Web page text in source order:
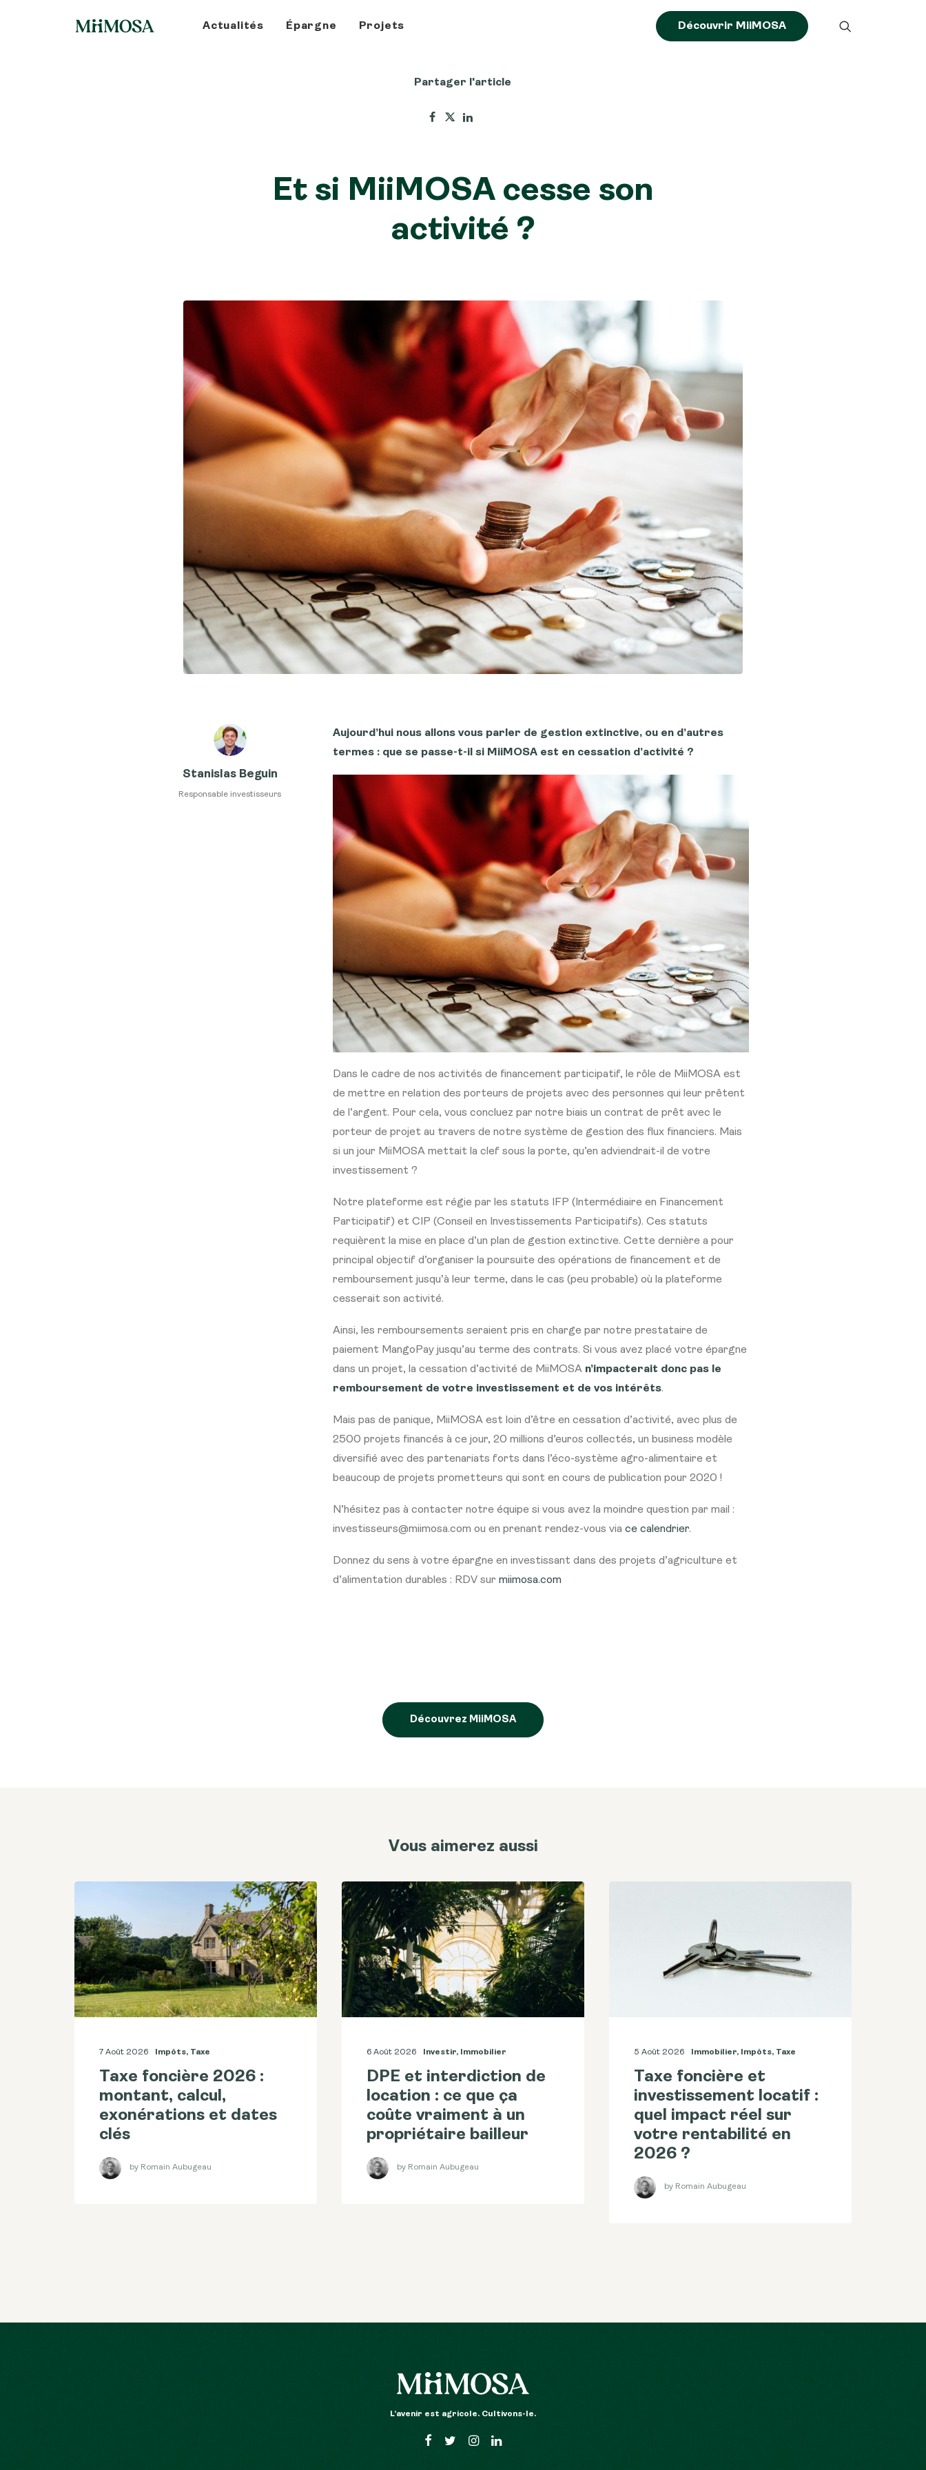
Actualités Épargne Projets Découvrir MiiMOSA
Partager l'article
Et si MiiMOSA cesse son
activité ?
Stanislas Beguin
Responsable investisseurs
Aujourd’hui nous allons vous parler de gestion extinctive, ou en d’autres
termes : que se passe-t-il si MiiMOSA est en cessation d’activité ?
Dans le cadre de nos activités de financement participatif, le rôle de MiiMOSA est
de mettre en relation des porteurs de projets avec des personnes qui leur prêtent
de l’argent. Pour cela, vous concluez par notre biais un contrat de prêt avec le
porteur de projet au travers de notre système de gestion des flux financiers. Mais
si un jour MiiMOSA mettait la clef sous la porte, qu’en adviendrait-il de votre
investissement ?
Notre plateforme est régie par les statuts IFP (Intermédiaire en Financement
Participatif) et CIP (Conseil en Investissements Participatifs). Ces statuts
requièrent la mise en place d’un plan de gestion extinctive. Cette dernière a pour
principal objectif d’organiser la poursuite des opérations de financement et de
remboursement jusqu’à leur terme, dans le cas (peu probable) où la plateforme
cesserait son activité.
Ainsi, les remboursements seraient pris en charge par notre prestataire de
paiement MangoPay jusqu’au terme des contrats. Si vous avez placé votre épargne
dans un projet, la cessation d’activité de MiiMOSA n’impacterait donc pas le
remboursement de votre investissement et de vos intérêts.
Mais pas de panique, MiiMOSA est loin d’être en cessation d’activité, avec plus de
2500 projets financés à ce jour, 20 millions d’euros collectés, un business modèle
diversifié avec des partenariats forts dans l’éco-système agro-alimentaire et
beaucoup de projets prometteurs qui sont en cours de publication pour 2020 !
N’hésitez pas à contacter notre équipe si vous avez la moindre question par mail :
investisseurs@miimosa.com ou en prenant rendez-vous via ce calendrier.
Donnez du sens à votre épargne en investissant dans des projets d’agriculture et
d’alimentation durables : RDV sur miimosa.com
Découvrez MiiMOSA
Vous aimerez aussi
7 Août 2026 Impôts, Taxe
Taxe foncière 2026 :
montant, calcul,
exonérations et dates
clés
by Romain Aubugeau
6 Août 2026 Investir, Immobilier
DPE et interdiction de
location : ce que ça
coûte vraiment à un
propriétaire bailleur
by Romain Aubugeau
5 Août 2026 Immobilier, Impôts, Taxe
Taxe foncière et
investissement locatif :
quel impact réel sur
votre rentabilité en
2026 ?
by Romain Aubugeau
L’avenir est agricole. Cultivons-le.